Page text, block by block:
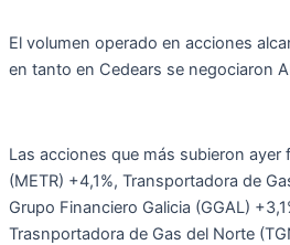
El volumen operado en acciones
en tanto en Cedears se negociaron
Las acciones que más subieron ayer
(METR) +4,1%, Transportadora de
Grupo Financiero Galicia (GGAL)
Trasnportadora de Gas del Norte